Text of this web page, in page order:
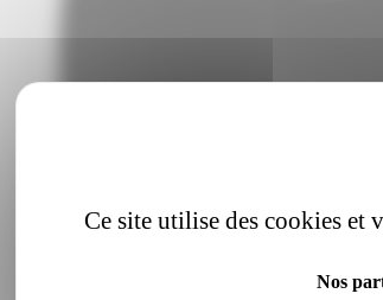
Ce site utilise des cookies et
Nos